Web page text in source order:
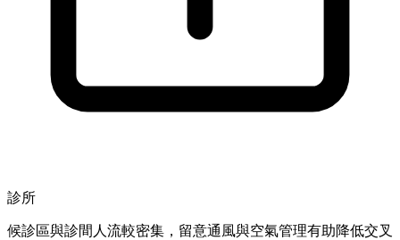
診所
候診區與診間人流較密集，留意通風與空氣管理有助降低交叉